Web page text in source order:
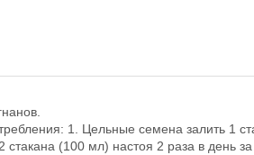
1. Цельные семена залить 1
(100 мл) настоя 2 раза в день